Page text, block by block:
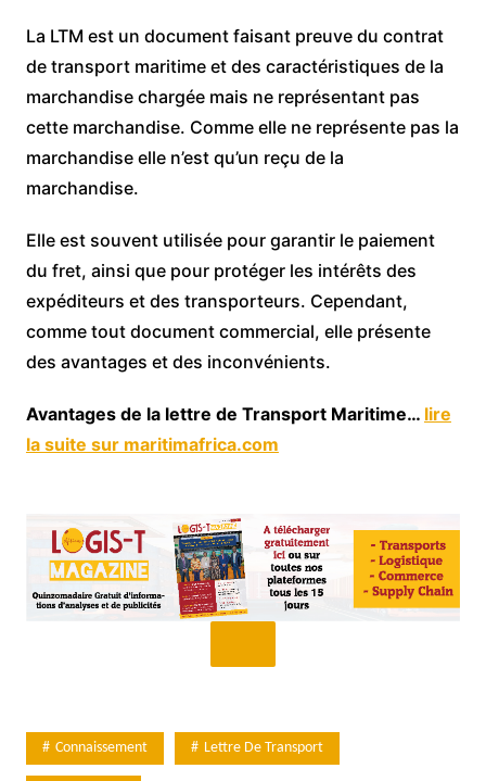
La LTM est un document faisant preuve du contrat
de transport maritime et des caractéristiques de la
marchandise chargée mais ne représentant pas
cette marchandise. Comme elle ne représente pas la
marchandise elle n’est qu’un reçu de la
marchandise.
Elle est souvent utilisée pour garantir le paiement
du fret, ainsi que pour protéger les intérêts des
expéditeurs et des transporteurs. Cependant,
comme tout document commercial, elle présente
des avantages et des inconvénients.
Avantages de la lettre de Transport Maritime… lire
la suite sur maritimafrica.com
Connaissement Lettre De Transport